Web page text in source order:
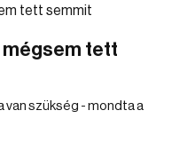
mégsem tett
van szükség - mondta a